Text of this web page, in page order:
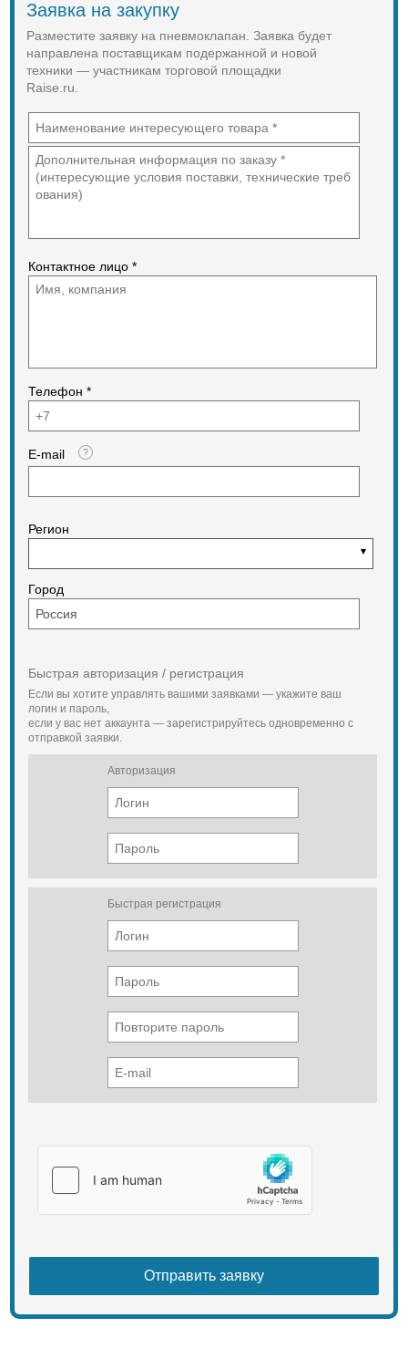
Заявка на закупку
Разместите заявку на пневмоклапан. Заявка будет
направлена поставщикам подержанной и новой
техники — участникам торговой площадки
Raise.ru.
Контактное лицо *
Телефон *
E-mail
Регион
Город
Быстрая авторизация / регистрация
Если вы хотите управлять вашими заявками — укажите ваш
логин и пароль,
если у вас нет аккаунта — зарегистрируйтесь одновременно с
отправкой заявки.
Авторизация
Быстрая регистрация